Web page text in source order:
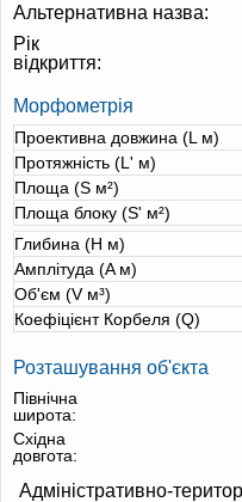
Альтернативна назва:
Рік
відкриття:
Морфометрія
Проективна довжина (L м)
Протяжність (L' м)
Площа (S м²)
Площа блоку (S' м²)
Глибина (H м)
Амплітуда (A м)
Об'єм (V м³)
Коефіцієнт Корбеля (Q)
Розташування об'єкта
Північна
широта:
Східна
довгота:
Адміністративно-